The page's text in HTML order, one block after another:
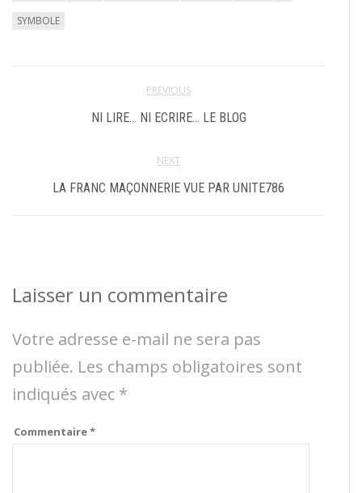
SYMBOLE
PREVIOUS
NI LIRE… NI ECRIRE… LE BLOG
NEXT
LA FRANC MAÇONNERIE VUE PAR UNITE786
Laisser un commentaire
Votre adresse e-mail ne sera pas
publiée. Les champs obligatoires sont
indiqués avec *
Commentaire*